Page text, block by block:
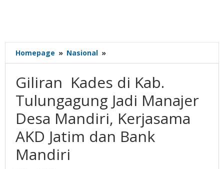
Homepage » Nasional »
Kades
Kab.
Tulungagung
Jadi
Manajer
Desa
Mandiri,
Giliran Kades di Kab.
Tulungagung Jadi Manajer
Desa Mandiri, Kerjasama
AKD Jatim dan Bank
Mandiri